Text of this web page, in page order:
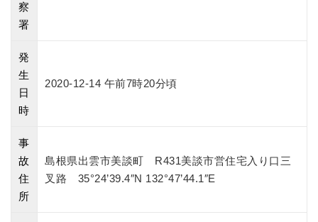
察
署
発
生
日
時
2020-12-14 午前7時20分頃
事
故
住
所
島根県出雲市美談町 R431美談市営住宅入り口三
叉路 35°24’39.4″N 132°47’44.1″E